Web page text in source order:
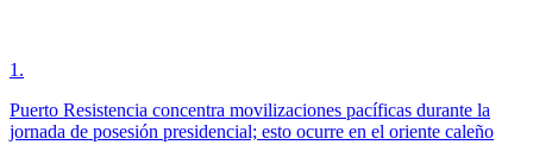
1 .
Puerto Resistencia concentra movilizaciones pacíficas durante la
jornada de posesión presidencial; esto ocurre en el oriente caleño